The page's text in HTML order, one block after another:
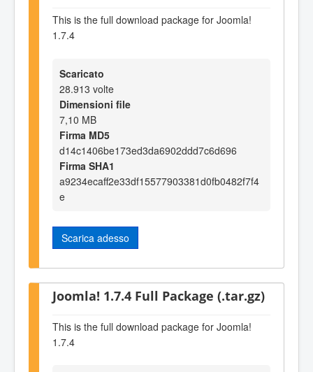
This is the full download package for Joomla!
1.7.4
Scaricato
28.913 volte
Dimensioni file
7,10 MB
Firma MD5
d14c1406be173ed3da6902ddd7c6d696
Firma SHA1
a9234ecaff2e33df15577903381d0fb0482f7f4
e
Scarica adesso
Joomla! 1.7.4 Full Package (.tar.gz)
This is the full download package for Joomla!
1.7.4